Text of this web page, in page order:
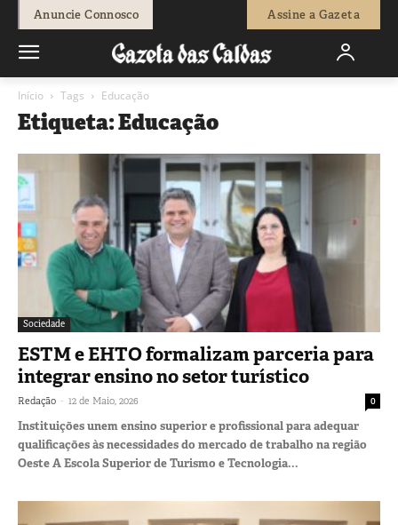
Anuncie Connosco Assine a Gazeta
Início Tags Educação
Etiqueta: Educação
Sociedade
ESTM e EHTO formalizam parceria para
integrar ensino no setor turístico
Redação - 12 de Maio, 2026 0
Instituições unem ensino superior e profissional para adequar
qualificações às necessidades do mercado de trabalho na região
Oeste A Escola Superior de Turismo e Tecnologia...